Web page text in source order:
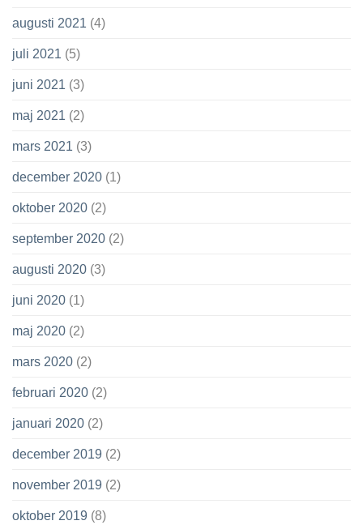
augusti 2021 (4)
juli 2021 (5)
juni 2021 (3)
maj 2021 (2)
mars 2021 (3)
december 2020 (1)
oktober 2020 (2)
september 2020 (2)
augusti 2020 (3)
juni 2020 (1)
maj 2020 (2)
mars 2020 (2)
februari 2020 (2)
januari 2020 (2)
december 2019 (2)
november 2019 (2)
oktober 2019 (8)